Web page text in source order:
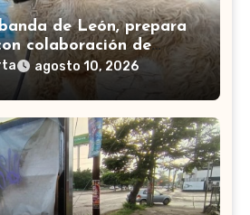
de León, prepara
colaboración de
agosto 10, 2026